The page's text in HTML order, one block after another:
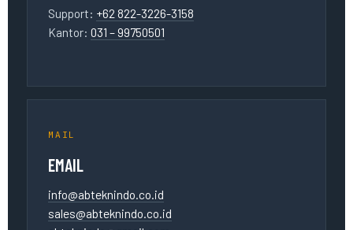
Support: +62 822-3226-3158
Kantor: 031 – 99750501
MAIL
EMAIL
info@abteknindo.co.id
sales@abteknindo.co.id